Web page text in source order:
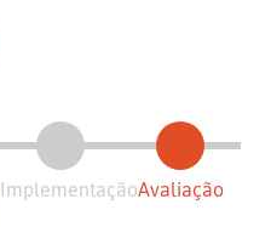
ImplementaçãoAvaliação